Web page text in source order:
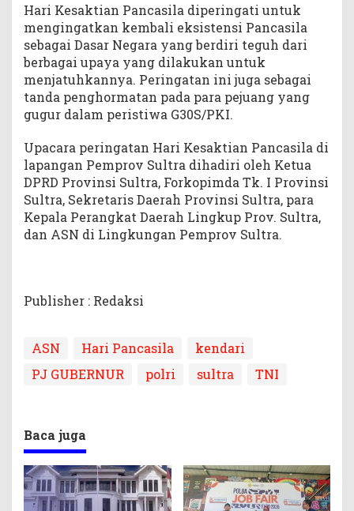
Hari Kesaktian Pancasila diperingati untuk
mengingatkan kembali eksistensi Pancasila
sebagai Dasar Negara yang berdiri teguh dari
berbagai upaya yang dilakukan untuk
menjatuhkannya. Peringatan ini juga sebagai
tanda penghormatan pada para pejuang yang
gugur dalam peristiwa G30S/PKI.
Upacara peringatan Hari Kesaktian Pancasila di
lapangan Pemprov Sultra dihadiri oleh Ketua
DPRD Provinsi Sultra, Forkopimda Tk. I Provinsi
Sultra, Sekretaris Daerah Provinsi Sultra, para
Kepala Perangkat Daerah Lingkup Prov. Sultra,
dan ASN di Lingkungan Pemprov Sultra.
Publisher : Redaksi
ASN Hari Pancasila
kendari
PJ GUBERNUR
polri sultra TNI
Baca juga